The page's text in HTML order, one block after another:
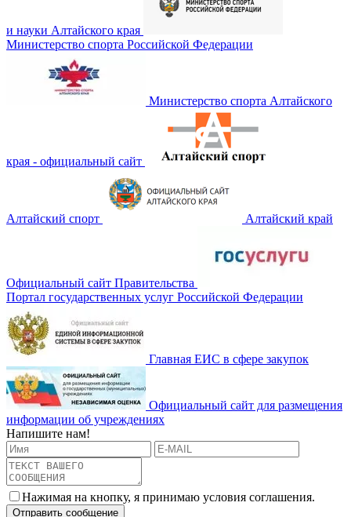
и науки Алтайского края
Министерство спорта Российской Федерации
Министерство спорта Алтайского
края - официальный сайт
Алтайский спорт Алтайский край
Официальный сайт Правительства
Портал государственных услуг Российской Федерации
Главная ЕИС в сфере закупок
Официальный сайт для размещения
информации об учреждениях
Напишите нам!
Нажимая на кнопку, я принимаю условия соглашения.